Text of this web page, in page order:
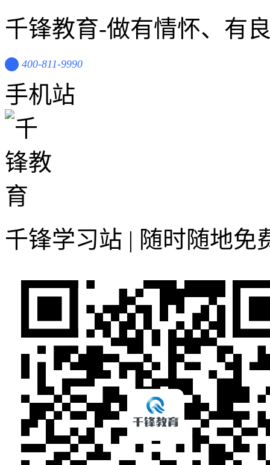
千锋教育-做有情怀、有
400-811-9990
手机站
千锋学习站 | 随时随地免